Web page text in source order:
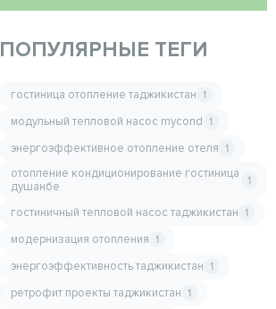
ПОПУЛЯРНЫЕ ТЕГИ
гостиница отопление таджикистан 1
модульный тепловой насос mycond 1
энергоэффективное отопление отеля 1
отопление кондиционирование гостиница
душанбе
1
гостиничный тепловой насос таджикистан 1
модернизация отопления 1
энергоэффективность таджикистан 1
ретрофит проекты таджикистан 1